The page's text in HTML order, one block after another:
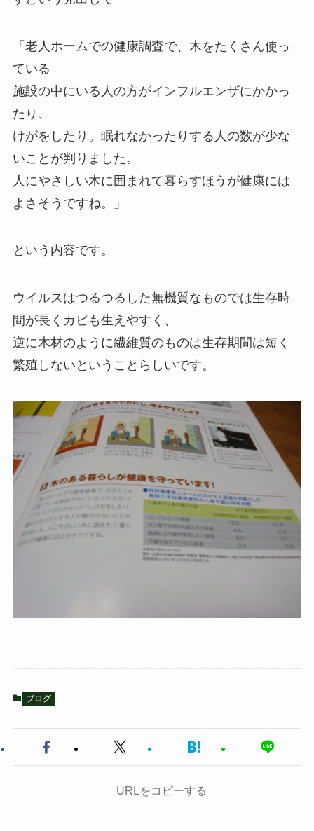
「老人ホームでの健康調査で、木をたくさん使っ
ている
施設の中にいる人の方がインフルエンザにかかっ
たり、
けがをしたり。眠れなかったりする人の数が少な
いことが判りました。
人にやさしい木に囲まれて暮らすほうが健康には
よさそうですね。」
という内容です。
ウイルスはつるつるした無機質なものでは生存時
間が長くカビも生えやすく、
逆に木材のように繊維質のものは生存期間は短く
繁殖しないということらしいです。
ブログ
URLをコピーする